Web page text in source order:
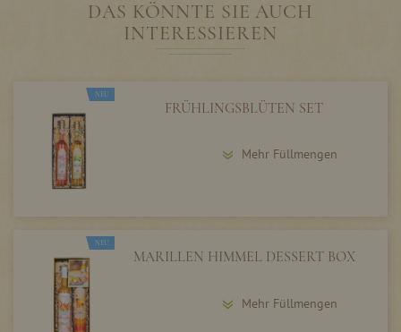
DAS KÖNNTE SIE AUCH
INTERESSIEREN
NEU
FRÜHLINGSBLÜTEN SET
Mehr Füllmengen
NEU
MARILLEN HIMMEL DESSERT BOX
Mehr Füllmengen